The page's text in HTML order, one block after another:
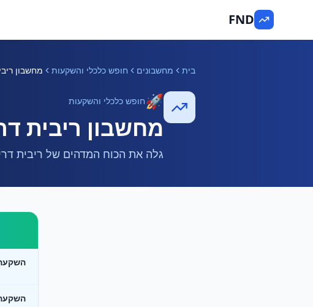
FND
בית מחשבונים חופש כלכלי והשקעות מחשבון
🚀חופש כלכלי והשקעות
מחשבון ריבית
גלה את הכוח המדהים של ריבית